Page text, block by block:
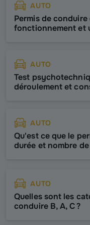
AUTO
Permis de
fonctionnement et
AUTO
Test
déroulement et
AUTO
Qu'est ce que le
durée et nombre
AUTO
Quelles sont les
conduire B, A, C ?